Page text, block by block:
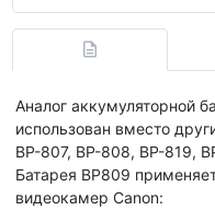
Аналог аккумуляторной
использован вместо
BP-807, BP-808, BP-819,
Батарея BP809
видеокамер Canon: